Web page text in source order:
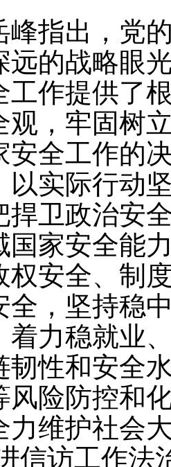
出，党的
远的战略眼
工作提供了
观，牢固树
安全工作的
以实际行动
捍卫政治安
国家安全能
权安全、制
全，坚持稳
着力稳就业
韧性和安全
风险防控和
力维护社会
信访工作法